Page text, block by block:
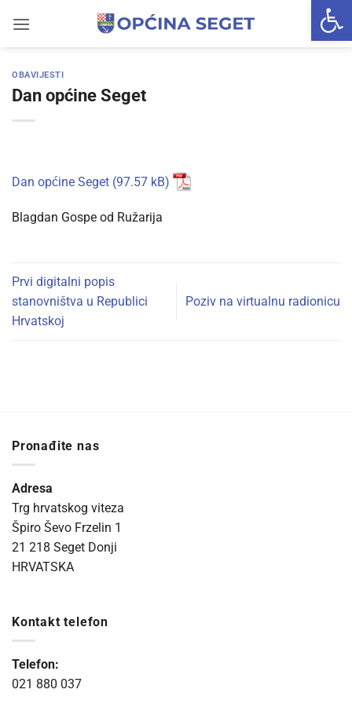
OBAVIJESTI
Dan općine Seget
Dan općine Seget
Blagdan Gospe od Ružarija
Prvi digitalni popis
stanovništva u Republici
Hrvatskoj
Poziv na virtualnu radionicu
Pronađite nas
Adresa
Trg hrvatskog viteza
Špiro Ševo Frzelin 1
21 218 Seget Donji
HRVATSKA
Kontakt telefon
Telefon:
021 880 037